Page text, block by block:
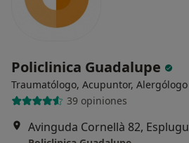
Policlinica Guadalupe
Traumatólogo, Acupuntor, Alergólogo
39 opiniones